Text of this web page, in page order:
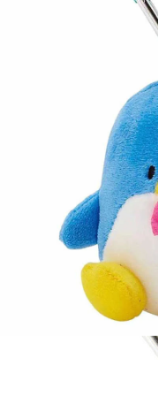
每筆NT$65，滿NT$999(
每筆NT$65，滿NT$999(
每筆NT$65，滿NT$999(
每筆NT$100，滿